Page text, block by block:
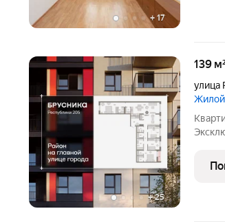
+ 17
+25
139
улица